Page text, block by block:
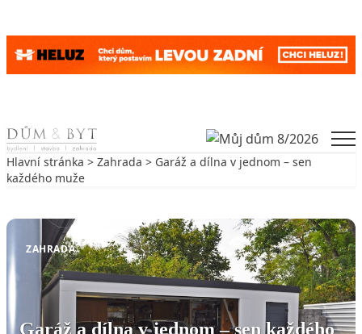
Skip to content
Hlavní stránka > Zahrada > Garáž a dílna v jednom – sen
každého muže
ZAHRADA
Garáž a dílna v jednom – sen každého